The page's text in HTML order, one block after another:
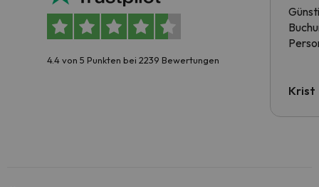
4.4 von 5 Punkten bei 2239 Bewertungen
Krist